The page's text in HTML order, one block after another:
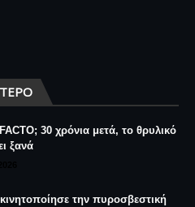
30 χρόνια μετά, το θρυλικό
ξανά
την πυροσβεστική